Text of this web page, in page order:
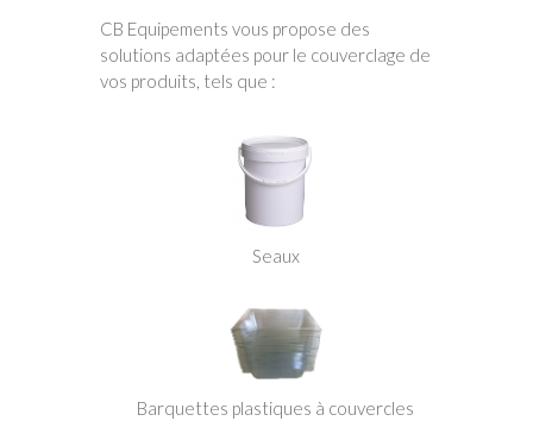
CB Equipements vous propose des
solutions adaptées pour le couverclage de
vos produits, tels que :
Seaux
Barquettes plastiques à couvercles